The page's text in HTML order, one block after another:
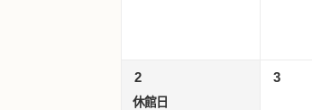
2
休館日
3